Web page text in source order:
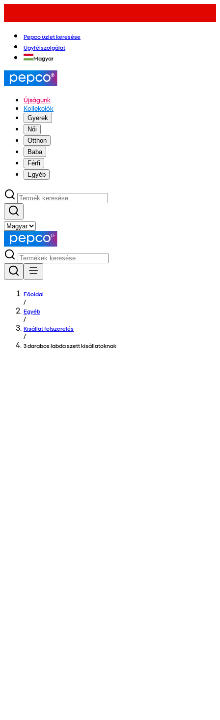
Pepco üzlet keresése
Ügyfélszolgálat
Magyar
Újságunk
Kollekciók
Gyerek
Női
Otthon
Baba
Férfi
Egyéb
Főoldal
/
Egyéb
/
Kisállat felszerelés
/
3 darabos labda szett kisállatoknak